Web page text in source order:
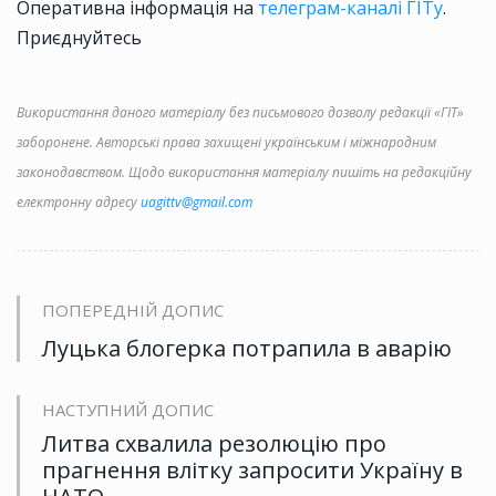
Оперативна інформація на телеграм-каналі ГІТу.
Приєднуйтесь
Використання даного матеріалу без письмового дозволу редакції «ГІТ»
заборонене. Авторські права захищені українським і міжнародним
законодавством. Щодо використання матеріалу пишіть на редакційну
електронну адресуuagittv@gmail.com
ПОПЕРЕДНІЙ ДОПИС
Луцька блогерка потрапила в аварію
НАСТУПНИЙ ДОПИС
Литва схвалила резолюцію про
прагнення влітку запросити Україну в